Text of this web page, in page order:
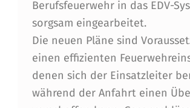
Ä
N
E
Ü
B
Berufsfeuerwehr in das EDV-
sorgsam eingearbeitet.
Die neuen Pläne sind
einen effizienten
denen sich der Einsatzleiter
während der Anfahrt einen